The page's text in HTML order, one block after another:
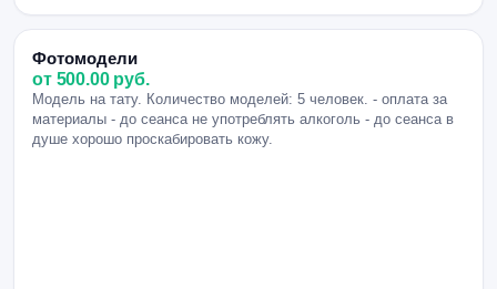
Фотомодели
от 500.00 руб.
Модель на тату. Количество моделей: 5 человек. - оплата за
материалы - до сеанса не употреблять алкоголь - до сеанса в
душе хорошо проскабировать кожу.